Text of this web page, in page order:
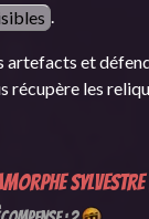
artefacts et
récupère les
sylvestre